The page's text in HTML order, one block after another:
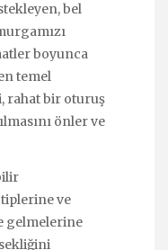
bel
boyunca
temel
rahat bir oturuş
önler ve
ve
gelmelerine